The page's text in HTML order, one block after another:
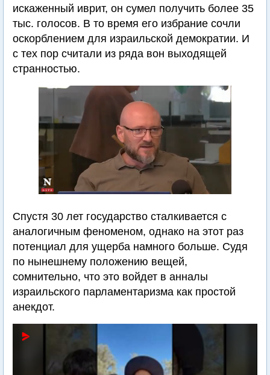
искаженный иврит, он сумел получить более 35
тыс. голосов. В то время его избрание сочли
оскорблением для израильской демократии. И
с тех пор считали из ряда вон выходящей
странностью.
Спустя 30 лет государство сталкивается с
аналогичным феноменом, однако на этот раз
потенциал для ущерба намного больше. Судя
по нынешнему положению вещей,
сомнительно, что это войдет в анналы
израильского парламентаризма как простой
анекдот.